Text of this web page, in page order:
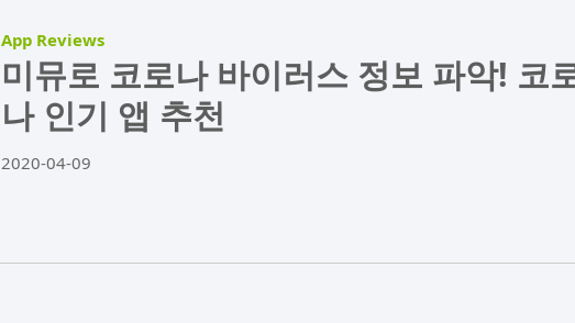
App Reviews
미뮤로 코로나 바이러스 정보 파악! 코
나 인기 앱 추천
2020-04-09